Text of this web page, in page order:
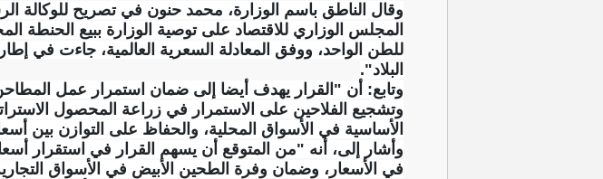
وقال الناطق باسم الوزارة، محمد حنون في تصريح للوكالة
للطن الواحد، ووفق المعادلة السعرية العالمية، جاءت
البلاد".
وتابع: أن "القرار يهدف أيضا إلى ضمان استمرار عمل
وتشجيع الفلاحين على الاستمرار في زراعة المحصول
الأساسية في الأسواق المحلية، والحفاظ على التوازن بين
وأشار إلى، أنه "من المتوقع أن يسهم القرار في استقرار
في الأسعار، وضمان وفرة الطحين الأبيض في الأسواق